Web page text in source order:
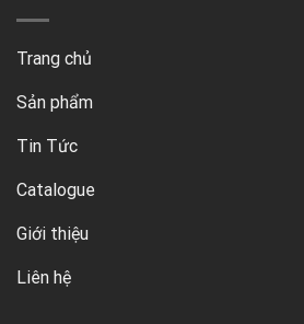
Trang chủ
Sản phẩm
Tin Tức
Catalogue
Giới thiệu
Liên hệ